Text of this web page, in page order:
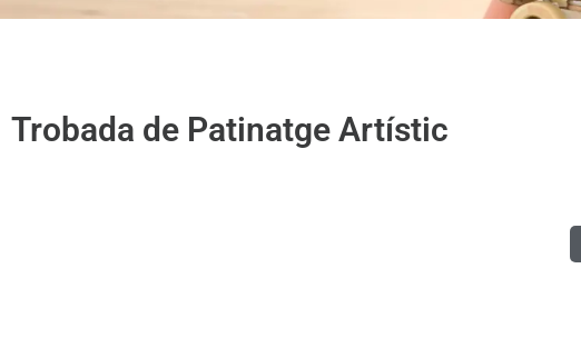
Trobada de Patinatge Artístic